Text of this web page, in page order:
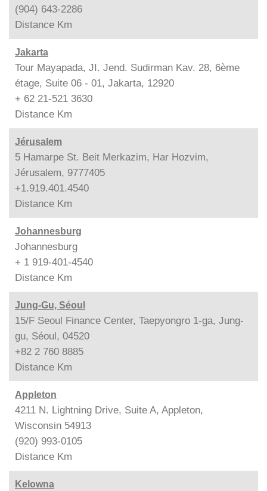
(904) 643-2286
Distance Km
Jakarta
Tour Mayapada, JI. Jend. Sudirman Kav. 28, 6ème
étage, Suite 06 - 01, Jakarta, 12920
+ 62 21-521 3630
Distance Km
Jérusalem
5 Hamarpe St. Beit Merkazim, Har Hozvim,
Jérusalem, 9777405
+1.919.401.4540
Distance Km
Johannesburg
Johannesburg
+ 1 919-401-4540
Distance Km
Jung-Gu, Séoul
15/F Seoul Finance Center, Taepyongro 1-ga, Jung-
gu, Séoul, 04520
+82 2 760 8885
Distance Km
Appleton
4211 N. Lightning Drive, Suite A, Appleton,
Wisconsin 54913
(920) 993-0105
Distance Km
Kelowna